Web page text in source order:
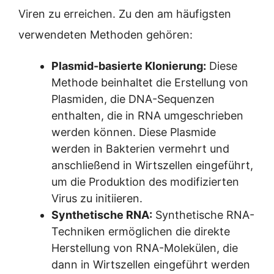
Viren zu erreichen. Zu den am häufigsten
verwendeten Methoden gehören:
Plasmid-basierte Klonierung: Diese
Methode beinhaltet die Erstellung von
Plasmiden, die DNA-Sequenzen
enthalten, die in RNA umgeschrieben
werden können. Diese Plasmide
werden in Bakterien vermehrt und
anschließend in Wirtszellen eingeführt,
um die Produktion des modifizierten
Virus zu initiieren.
Synthetische RNA: Synthetische RNA-
Techniken ermöglichen die direkte
Herstellung von RNA-Molekülen, die
dann in Wirtszellen eingeführt werden